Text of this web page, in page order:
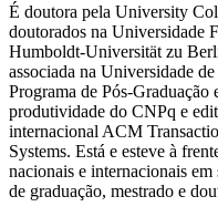
É doutora pela University
doutorados na Universidade
Humboldt-Universität zu
associada na Universidade
Programa de Pós-
produtividade do CNPq e
internacional ACM
Systems. Está e esteve à
nacionais e internacionais em
de graduação, mestrado e